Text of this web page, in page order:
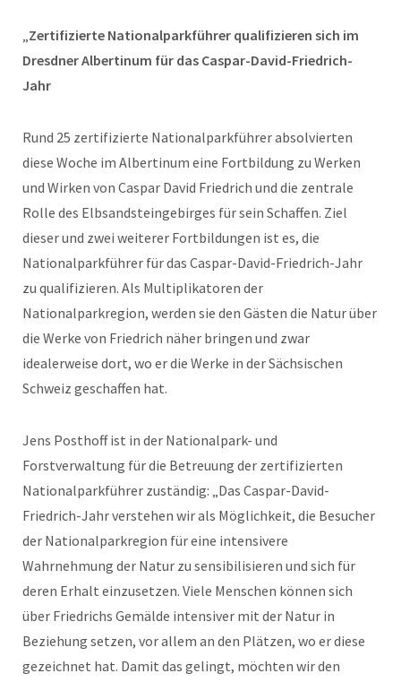
Zertifizierte Nationalparkführer qualifizieren sich im
Dresdner Albertinum für das Caspar-David-Friedrich-
Jahr
Rund 25 zertifizierte Nationalparkführer absolvierten
diese Woche im Albertinum eine Fortbildung zu Werken
und Wirken von Caspar David Friedrich und die zentrale
Rolle des Elbsandsteingebirges für sein Schaffen. Ziel
dieser und zwei weiterer Fortbildungen ist es, die
Nationalparkführer für das Caspar-David-Friedrich-Jahr
zu qualifizieren. Als Multiplikatoren der
Nationalparkregion, werden sie den Gästen die Natur über
die Werke von Friedrich näher bringen und zwar
idealerweise dort, wo er die Werke in der Sächsischen
Schweiz geschaffen hat.
Jens Posthoff ist in der Nationalpark- und
Forstverwaltung für die Betreuung der zertifizierten
Nationalparkführer zuständig: „Das Caspar-David-
Friedrich-Jahr verstehen wir als Möglichkeit, die Besucher
der Nationalparkregion für eine intensivere
Wahrnehmung der Natur zu sensibilisieren und sich für
deren Erhalt einzusetzen. Viele Menschen können sich
über Friedrichs Gemälde intensiver mit der Natur in
Beziehung setzen, vor allem an den Plätzen, wo er diese
gezeichnet hat. Damit das gelingt, möchten wir den